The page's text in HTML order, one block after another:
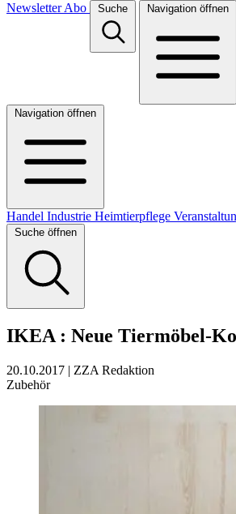
Newsletter Abo Suche Navigation öffnen
Navigation öffnen
Handel Industrie Heimtierpflege
Suche öffnen
IKEA : Neue Tiermöbel-
20.10.2017 | ZZA Redaktion
Zubehör